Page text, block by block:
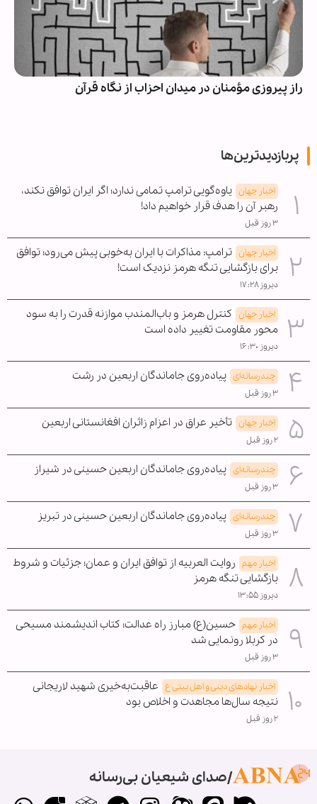
راز پیروزی مؤمنان در میدان احزاب از نگاه قرآن
پربازدیدترین‌ها
اخبار جهان یاوه‌گویی ترامپ تمامی ندارد؛ اگر ایران توافق نکند،
رهبر آن را هدف قرار خواهیم داد!
۳ روز قبل
اخبار جهان ترامپ: مذاکرات با ایران به‌خوبی پیش می‌رود؛ توافق
برای بازگشایی تنگه هرمز نزدیک است!
دیروز ۱۷:۲۸
اخبار جهان کنترل هرمز و باب‌المندب موازنه قدرت را به سود
محور مقاومت تغییر داده است
دیروز ۱۶:۳۰
چندرسانه‌ای پیاده‌روی جاماندگان اربعین در رشت
۳ روز قبل
اخبار جهان تأخیر عراق در اعزام زائران افغانستانی اربعین
۲ روز قبل
چندرسانه‌ای پیاده‌روی جاماندگان اربعین حسینی در شیراز
۳ روز قبل
چندرسانه‌ای پیاده‌روی جاماندگان اربعین حسینی در تبریز
۳ روز قبل
اخبار مهم روایت العربیه از توافق ایران و عمان؛ جزئیات و شروط
بازگشایی تنگه هرمز
دیروز ۱۳:۵۵
اخبار مهم حسین(ع) مبارز راه عدالت؛ کتاب اندیشمند مسیحی
در کربلا رونمایی شد
۳ روز قبل
اخبار نهادهای دینی و اهل بیتی ع عاقبت‌به‌خیری شهید لاریجانی
نتیجه سال‌ها مجاهدت و اخلاص بود
۲ روز قبل
صدای شیعیان بی‌رسانه